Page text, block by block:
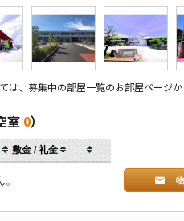
、募集中の部屋一覧のお部屋ページか
室 0）
敷金 / 礼金